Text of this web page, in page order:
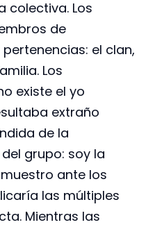
colectiva. Los
de
el clan,
Los
existe el yo
extraño
de la
grupo: soy la
ante los
las múltiples
Mientras las